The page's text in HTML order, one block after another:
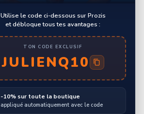
Utilise le code ci-dessous sur Prozis
et débloque tous tes avantages :
TON CODE EXCLUSIF
JULIENQ10
-10% sur toute la boutique
appliqué automatiquement avec le code